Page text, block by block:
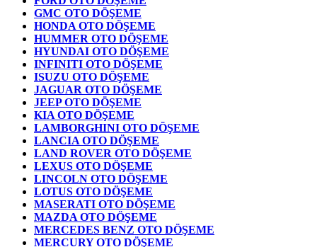
GMC OTO DÖŞEME
HONDA OTO DÖŞEME
HUMMER OTO DÖŞEME
HYUNDAI OTO DÖŞEME
INFINITI OTO DÖŞEME
ISUZU OTO DÖŞEME
JAGUAR OTO DÖŞEME
JEEP OTO DÖŞEME
KIA OTO DÖŞEME
LAMBORGHINI OTO DÖŞEME
LANCIA OTO DÖŞEME
LAND ROVER OTO DÖŞEME
LEXUS OTO DÖŞEME
LINCOLN OTO DÖŞEME
LOTUS OTO DÖŞEME
MASERATI OTO DÖŞEME
MAZDA OTO DÖŞEME
MERCEDES BENZ OTO DÖŞEME
MERCURY OTO DÖŞEME